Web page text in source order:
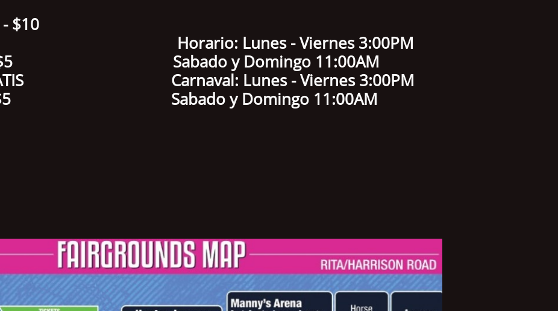
$10
Lunes - Viernes 3:00PM
Sabado y Domingo 11:00AM
Carnaval: Lunes - Viernes 3:00PM
$5 Sabado y Domingo 11:00AM